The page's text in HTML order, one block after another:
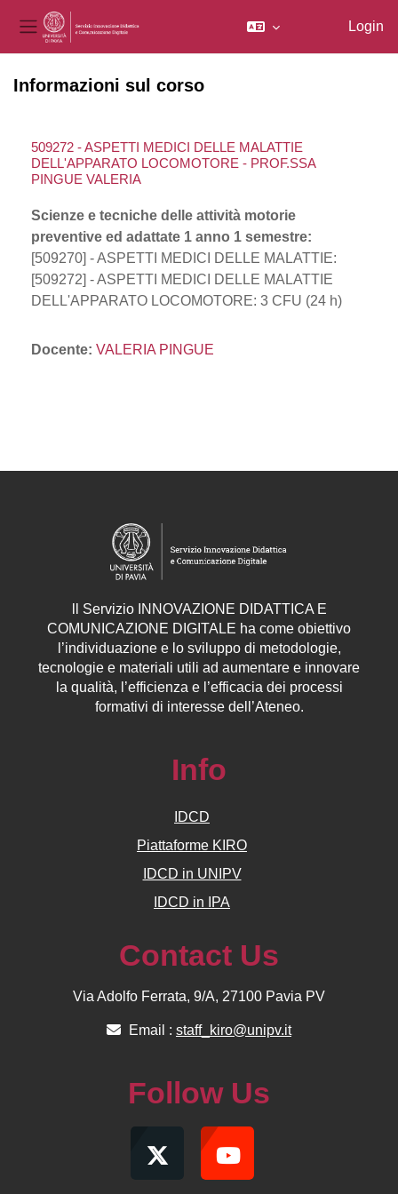
Pannello laterale
Login
Informazioni sul corso
509272 - ASPETTI MEDICI DELLE MALATTIE
DELL'APPARATO LOCOMOTORE - PROF.SSA
PINGUE VALERIA
Scienze e tecniche delle attività motorie
preventive ed adattate 1 anno 1 semestre:
[509270] - ASPETTI MEDICI DELLE MALATTIE:
[509272] - ASPETTI MEDICI DELLE MALATTIE
DELL'APPARATO LOCOMOTORE: 3 CFU (24 h)
Docente: VALERIA PINGUE
Servizio INNOVAZIONE DIDATTICA E
COMUNICAZIONE DIGITALE ha come obiettivo
l’individuazione e lo sviluppo di metodologie,
tecnologie e materiali utili ad aumentare e innovare
la qualità, l’efficienza e l’efficacia dei processi
formativi di interesse dell’Ateneo.
Info
IDCD
Piattaforme KIRO
IDCD in UNIPV
IDCD in IPA
Contact Us
Via Adolfo Ferrata, 9/A, 27100 Pavia PV
Email : staff_kiro@unipv.it
Follow Us